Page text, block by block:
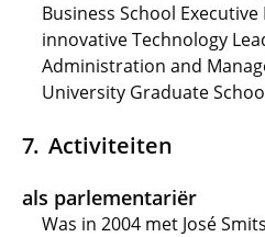
Business School
innovative Technology
Administration and
University Graduate
Activiteiten
als parlementariër
Was in 2004 met José